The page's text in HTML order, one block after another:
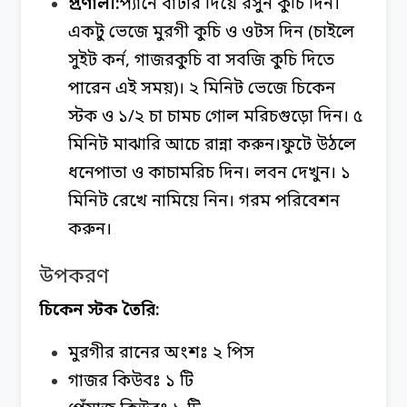
প্রণালী:প্যানে বাটার দিয়ে রসুন কুচি দিন।
একটু ভেজে মুরগী কুচি ও ওটস দিন (চাইলে
সুইট কর্ন, গাজরকুচি বা সবজি কুচি দিতে
পারেন এই সময়)। ২ মিনিট ভেজে চিকেন
স্টক ও ১/২ চা চামচ গোল মরিচগুড়ো দিন। ৫
মিনিট মাঝারি আচে রান্না করুন।ফুটে উঠলে
ধনেপাতা ও কাচামরিচ দিন। লবন দেখুন। ১
মিনিট রেখে নামিয়ে নিন। গরম পরিবেশন
করুন।
উপকরণ
চিকেন স্টক তৈরি:
মুরগীর রানের অংশঃ ২ পিস
গাজর কিউবঃ ১ টি